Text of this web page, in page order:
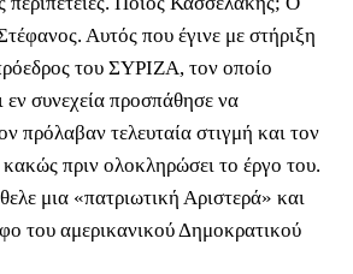
Αυτός που έγινε με στήριξη
του ΣΥΡΙΖΑ, τον οποίο
εν συνεχεία προσπάθησε να
πρόλαβαν τελευταία στιγμή και τον
πριν ολοκληρώσει το έργο του.
μια «πατριωτική Αριστερά» και
του αμερικανικού Δημοκρατικού